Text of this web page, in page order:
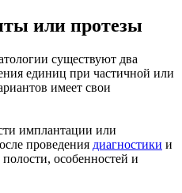
или протезы
существуют два
единиц при частичной или
имеет свои
имплантации или
проведения диагностики и
особенностей и